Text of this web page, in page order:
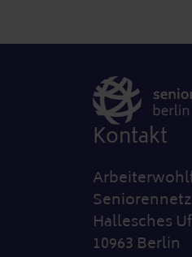
Kontakt
Hallesches
10963 Berlin